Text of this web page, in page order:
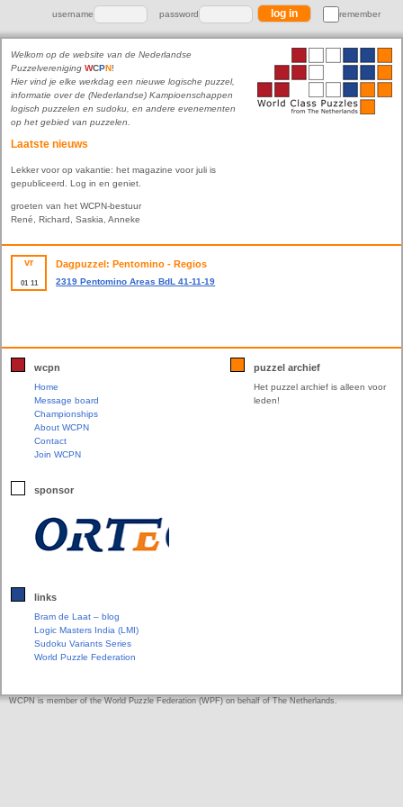
username password remember
Welkom op de website van de Nederlandse
Puzzelvereniging WCPN!
Hier vind je elke werkdag een nieuwe logische puzzel,
informatie over de (Nederlandse) Kampioenschappen
logisch puzzelen en sudoku, en andere evenementen
op het gebied van puzzelen.
Laatste nieuws
Lekker voor op vakantie: het magazine voor juli is
gepubliceerd. Log in en geniet.
groeten van het WCPN-bestuur
René, Richard, Saskia, Anneke
vr
01 11
Dagpuzzel: Pentomino - Regios
2319 Pentomino Areas BdL 41-11-19
wcpn
Home
Message board
Championships
About WCPN
Contact
Join WCPN
sponsor
links
Bram de Laat – blog
Logic Masters India (LMI)
Sudoku Variants Series
World Puzzle Federation
puzzel archief
Het puzzel archief is alleen voor
leden!
WCPN is member of the World Puzzle Federation (WPF) on behalf of The Netherlands.